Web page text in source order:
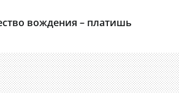
вождения – платишь